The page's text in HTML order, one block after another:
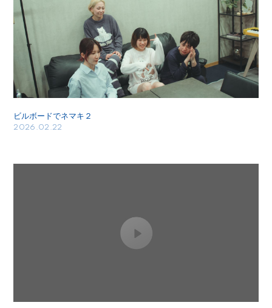
ビルボードでネマキ２
2026.02.22